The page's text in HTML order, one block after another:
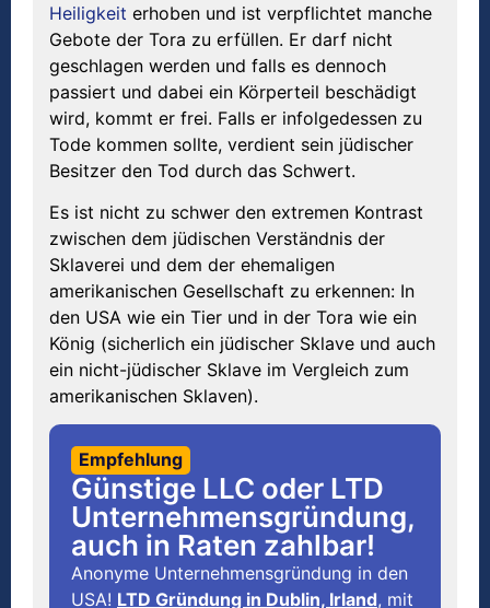
Heiligkeit erhoben und ist verpflichtet manche
Gebote der Tora zu erfüllen. Er darf nicht
geschlagen werden und falls es dennoch
passiert und dabei ein Körperteil beschädigt
wird, kommt er frei. Falls er infolgedessen zu
Tode kommen sollte, verdient sein jüdischer
Besitzer den Tod durch das Schwert.
Es ist nicht zu schwer den extremen Kontrast
zwischen dem jüdischen Verständnis der
Sklaverei und dem der ehemaligen
amerikanischen Gesellschaft zu erkennen: In
den USA wie ein Tier und in der Tora wie ein
König (sicherlich ein jüdischer Sklave und auch
ein nicht-jüdischer Sklave im Vergleich zum
amerikanischen Sklaven).
Empfehlung
Günstige LLC oder LTD
Unternehmensgründung,
auch in Raten zahlbar!
Anonyme Unternehmensgründung in den
USA! LTD Gründung in Dublin, Irland, mit